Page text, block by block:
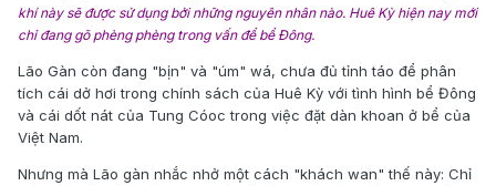
khí này sẽ được sử dụng bởi những nguyên nhân nào. Huê Kỳ hiện nay mới
chỉ đang gõ phèng phèng trong vấn để bể Đông.
Lão Gàn còn đang "bịn" và "úm" wá, chưa đủ tỉnh táo để phân
tích cái dở hơi trong chính sách của Huê Kỳ với tình hình bể Đông
và cái dốt nát của Tung Cóoc trong việc đặt dàn khoan ở bể của
Việt Nam.
Nhưng mà Lão gàn nhắc nhở một cách "khách wan" thế này: Chỉ